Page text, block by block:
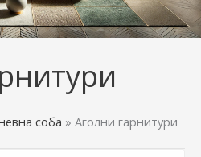
соба Аголни гарнитури